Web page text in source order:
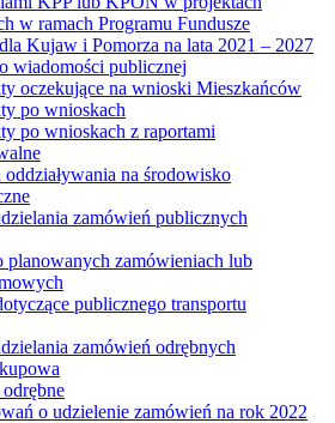
w ramach Programu Fundusze
Kujaw i Pomorza na lata 2021 – 2027
wiadomości publicznej
oczekujące na wnioski Mieszkańców
po wnioskach
po wnioskach z raportami
oddziaływania na środowisko
zamówień publicznych
planowanych zamówieniach lub
publicznego transportu
zamówień odrębnych
o udzielenie zamówień na rok 2022